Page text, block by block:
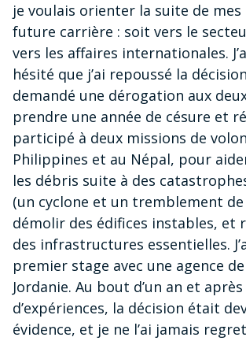
je voulais orienter la suite de
future carrière : soit vers le
vers les affaires internationales.
hésité que j’ai repoussé la
demandé une dérogation aux
prendre une année de césure et
participé à deux missions de
Philippines et au Népal, pour
les débris suite à des
(un cyclone et un tremblement
démolir des édifices instables, et
des infrastructures essentielles.
premier stage avec une agence de
Jordanie. Au bout d’un an et
d’expériences, la décision était
évidence, et je ne l’ai jamais